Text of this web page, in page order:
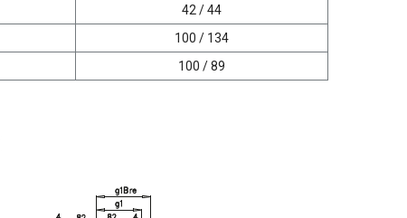
42 / 44
100 / 134
100 / 89